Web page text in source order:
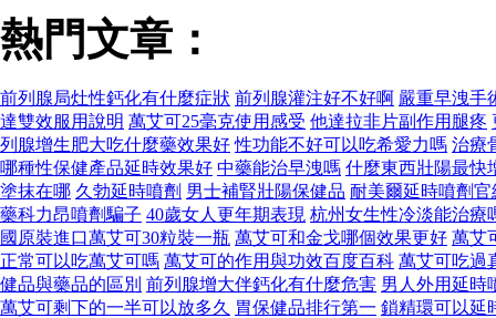
熱門文章：
前列腺局灶性鈣化有什麼症狀 前列腺灌注好不好啊 嚴重早洩手
達雙效服用說明 萬艾可25毫克使用感受 他達拉非片副作用腿疼
列腺增生肥大吃什麼藥效果好 性功能不好可以吃希愛力嗎 治療
哪種性保健產品延時效果好 中藥能治早洩嗎 什麼東西壯陽最快
塗抹在哪 久勃延時噴劑 男士補腎壯陽保健品 耐美爾延時噴劑官
藥科力昂噴劑騙子 40歲女人更年期表現 杭州女生性冷淡能治療
國原裝進口萬艾可30粒裝一瓶 萬艾可和金戈哪個效果更好 萬艾
正常可以吃萬艾可嗎 萬艾可的作用與功效百度百科 萬艾可吃過
健品與藥品的區別 前列腺增大伴鈣化有什麼危害 男人外用延時
萬艾可剩下的一半可以放多久 胃保健品排行第一 鎖精環可以延